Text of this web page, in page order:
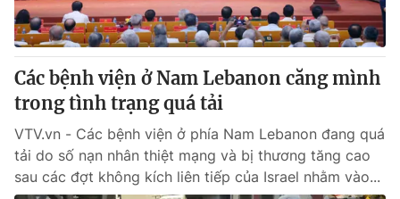
VTV4 Vươn mình bằng AI
VTV9 VTV8
Liên hệ tòa soạn English
Các bệnh viện ở Nam Lebanon căng mình
trong tình trạng quá tải
VTV.vn - Các bệnh viện ở phía Nam Lebanon đang quá
tải do số nạn nhân thiệt mạng và bị thương tăng cao
sau các đợt không kích liên tiếp của Israel nhằm vào...